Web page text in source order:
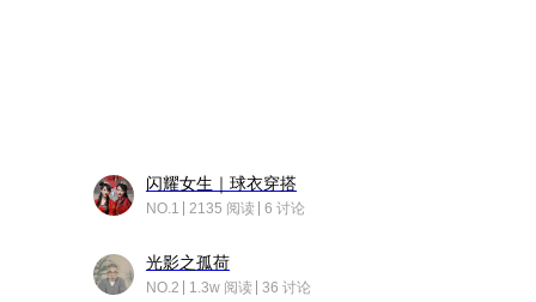
闪耀女生｜球衣穿搭
NO.1 2135 阅读 6 讨论
光影之孤荷
NO.2 1.3w 阅读 36 讨论